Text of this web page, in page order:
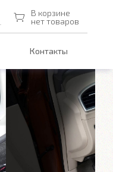
В корзине
нет товаров
Контакты